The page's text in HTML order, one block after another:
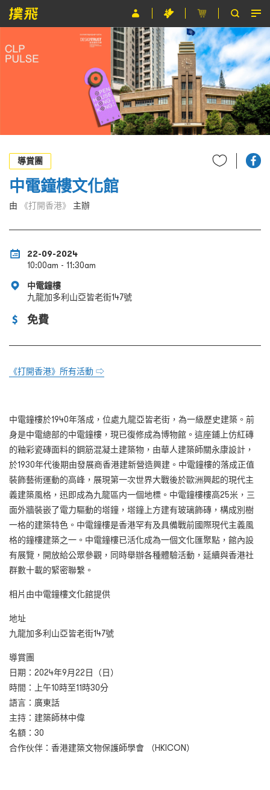
節目
EN
導賞團
中電鐘樓文化館
由 《打開香港》 主辦
22-09-2024
10:00am - 11:30am
中電鐘樓
九龍加多利山亞皆老街147號
免費
《打開香港》所有活動 ⇨
中電鐘樓於1940年落成，位處九龍亞皆老街，為一級歷史建築。前
身是中電總部的中電鐘樓，現已復修成為博物館。這座鋪上仿紅磚
的釉彩瓷磚面料的鋼筋混凝土建築物，由華人建築師關永康設計，
於1930年代後期由發展商香港建新營造興建。中電鐘樓的落成正值
裝飾藝術運動的高峰，展現第一次世界大戰後於歐洲興起的現代主
義建築風格，迅即成為九龍區内一個地標。中電鐘樓樓高25米，三
面外牆裝嵌了電力驅動的塔鐘，塔鐘上方建有玻璃飾磚，構成別樹
一格的建築特色。中電鐘樓是香港罕有及具備戰前國際現代主義風
格的鐘樓建築之一。中電鐘樓已活化成為一個文化匯聚點，館內設
有展覽，開放給公眾參觀，同時舉辦各種體驗活動，延續與香港社
群數十載的緊密聯繫。
相片由中電鐘樓文化館提供
地址
九龍加多利山亞皆老街147號
導賞團
日期：2024年9月22日（日）
時間：上午10時至11時30分
語言：廣東話
主持：建築師林中偉
名額：30
合作伙伴：香港建築文物保護師學會 （HKICON）